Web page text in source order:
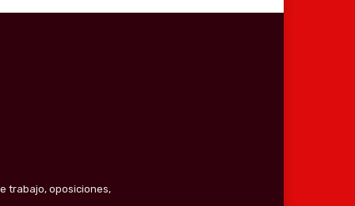
trabajo, oposiciones,